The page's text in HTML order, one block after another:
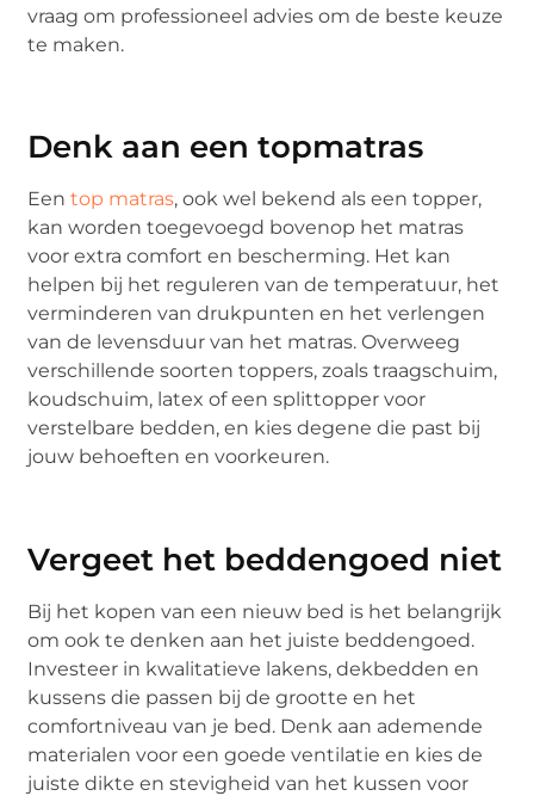
vraag om professioneel advies om de beste keuze
te maken.
Denk aan een topmatras
Eentop matras, ook wel bekend als een topper,
kan worden toegevoegd bovenop het matras
voor extra comfort en bescherming. Het kan
helpen bij het reguleren van de temperatuur, het
verminderen van drukpunten en het verlengen
van de levensduur van het matras. Overweeg
verschillende soorten toppers, zoals traagschuim,
koudschuim, latex of een splittopper voor
verstelbare bedden, en kies degene die past bij
jouw behoeften en voorkeuren.
Vergeet het beddengoed niet
Bij het kopen van een nieuw bed is het belangrijk
om ook te denken aan het juiste beddengoed.
Investeer in kwalitatieve lakens, dekbedden en
kussens die passen bij de grootte en het
comfortniveau van je bed. Denk aan ademende
materialen voor een goede ventilatie en kies de
juiste dikte en stevigheid van het kussen voor